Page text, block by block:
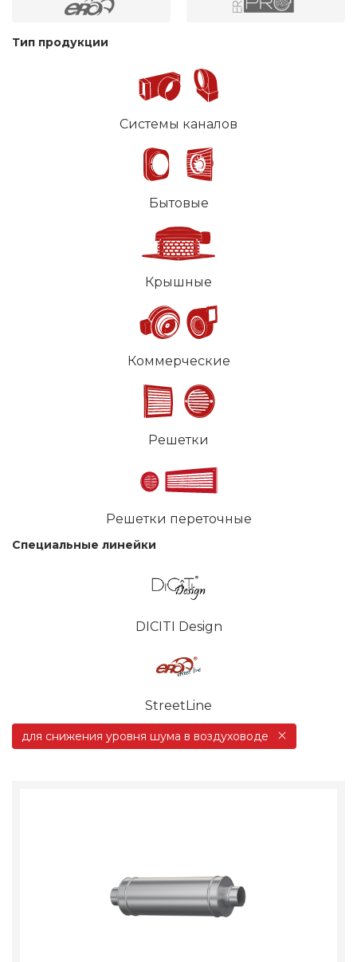
Тип продукции
Системы каналов
Бытовые
Крышные
Коммерческие
Решетки
Решетки переточные
Специальные линейки
DICITI Design
StreetLine
для снижения уровня шума в воздуховоде